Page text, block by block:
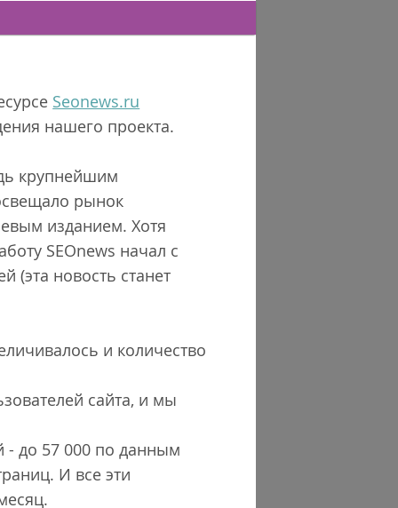
Seonews.ru
нашего проекта.
крупнейшим
рынок
изданием. Хотя
SEOnews начал с
(эта новость станет
и количество
сайта, и мы
- до 57 000 по данным
И все эти